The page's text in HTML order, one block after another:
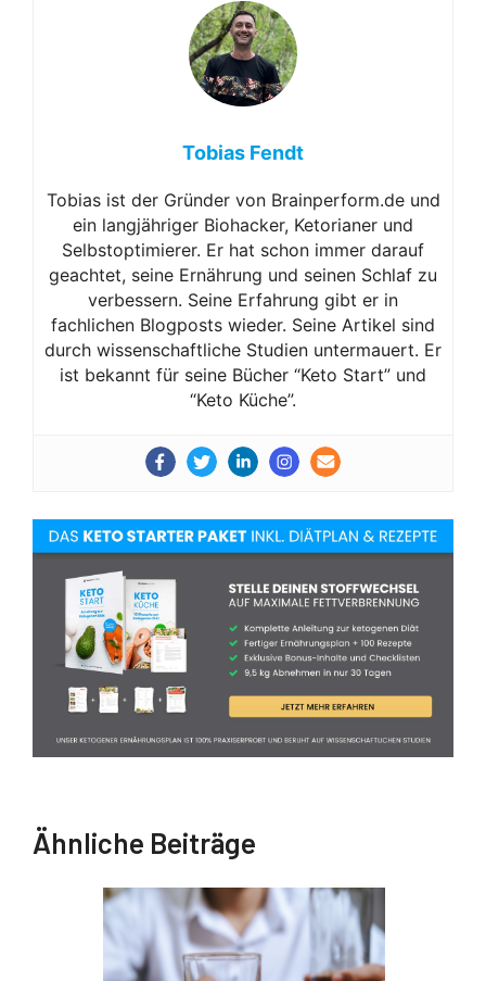
Tobias Fendt
Tobias ist der Gründer von Brainperform.de und
ein langjähriger Biohacker, Ketorianer und
Selbstoptimierer. Er hat schon immer darauf
geachtet, seine Ernährung und seinen Schlaf zu
verbessern. Seine Erfahrung gibt er in
fachlichen Blogposts wieder. Seine Artikel sind
durch wissenschaftliche Studien untermauert. Er
ist bekannt für seine Bücher “Keto Start” und
“Keto Küche”.
Ähnliche Beiträge